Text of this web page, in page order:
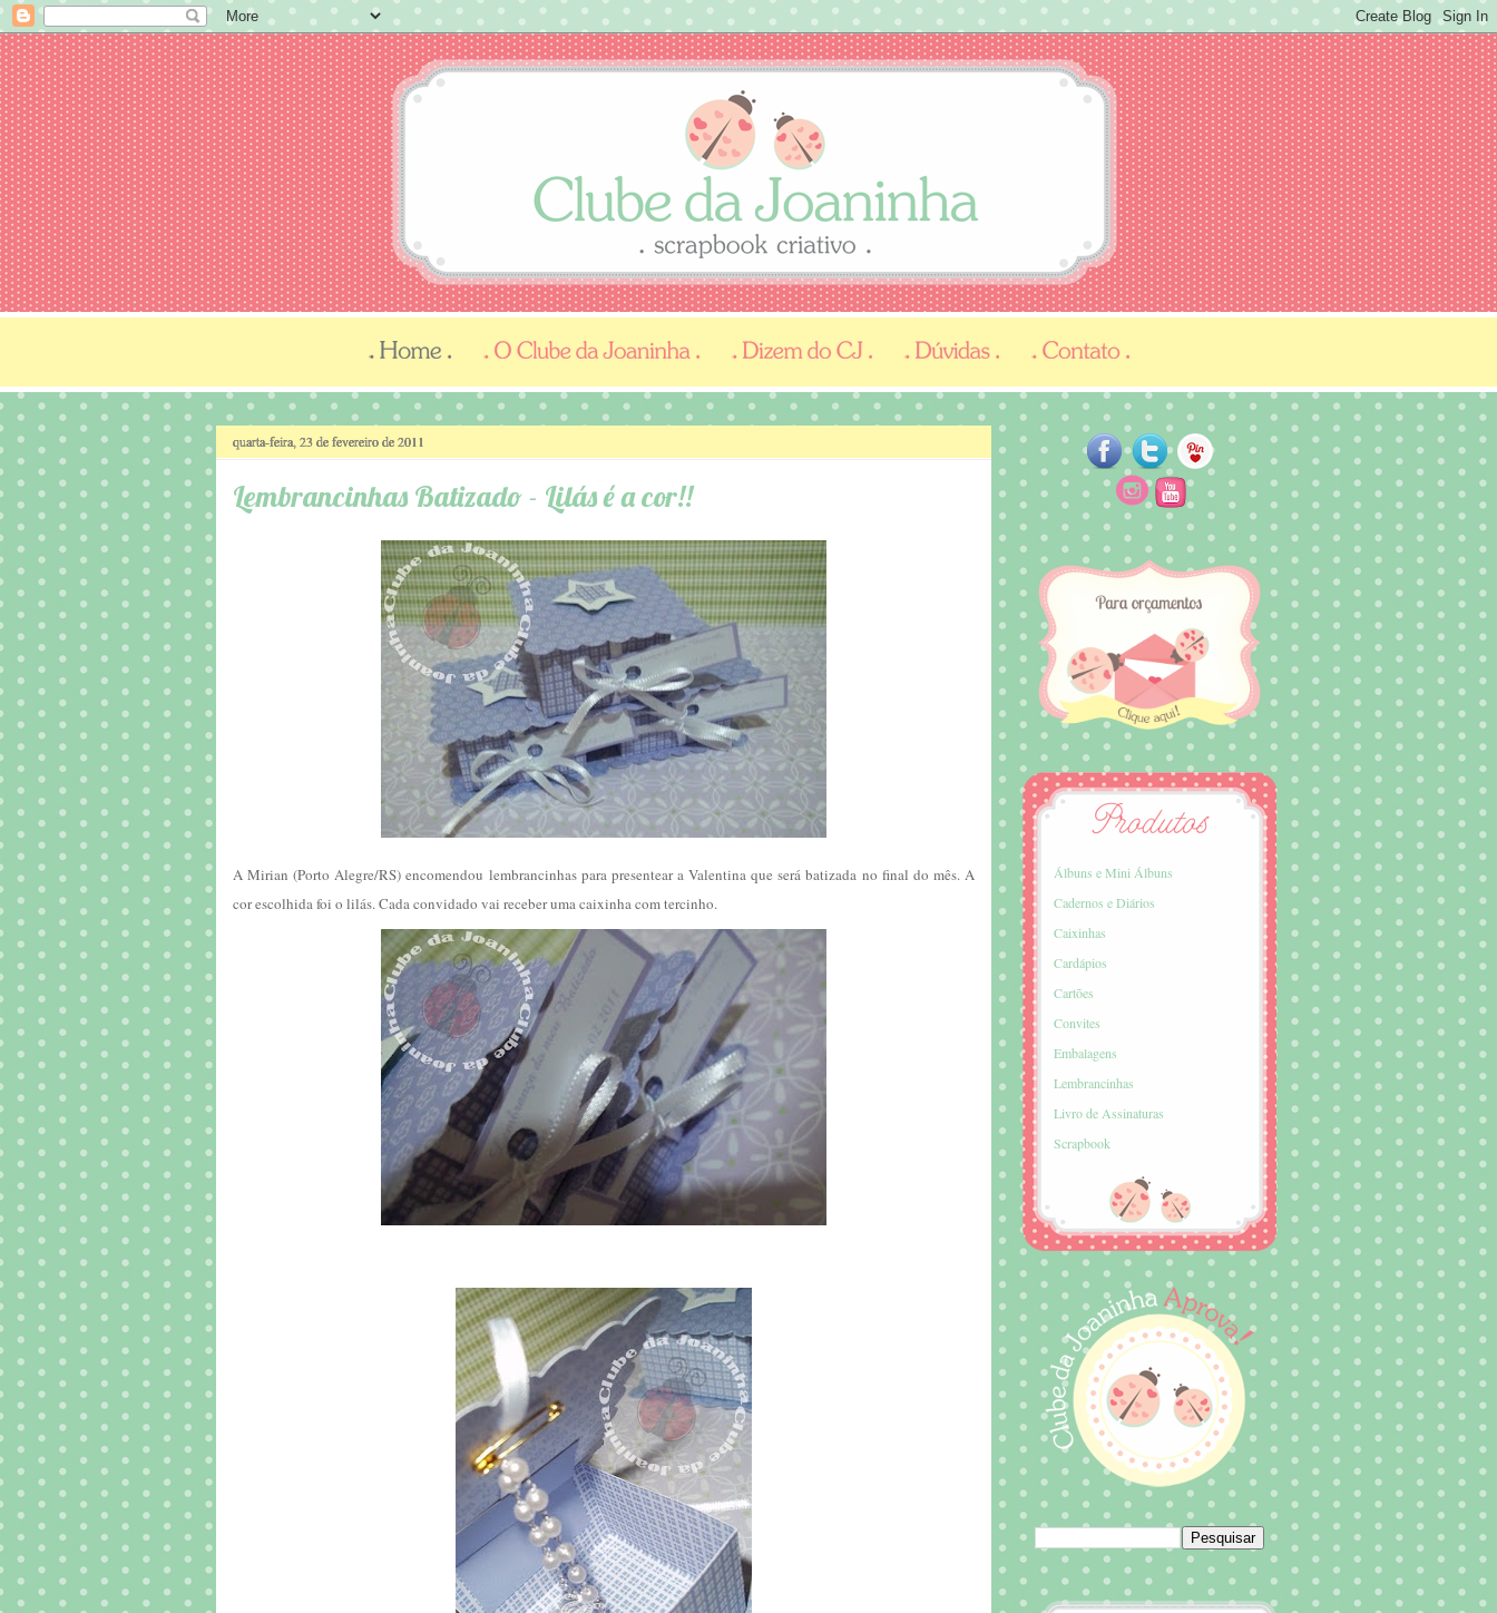
quarta-feira, 23 de fevereiro de 2011
Lembrancinhas Batizado - Lilás é a cor!!
A Mirian (Porto Alegre/RS) encomendou lembrancinhas para presentear a Valentina que será batizada no final do mês. A
cor escolhida foi o lilás. Cada convidado vai receber uma caixinha com tercinho.
Álbuns e Mini Álbuns
Cadernos e Diários
Caixinhas
Cardápios
Cartões
Convites
Embalagens
Lembrancinhas
Livro de Assinaturas
Scrapbook